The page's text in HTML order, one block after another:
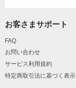
お客さまサポート
FAQ
お問い合わせ
サービス利用規約
特定商取引法に基づく表示